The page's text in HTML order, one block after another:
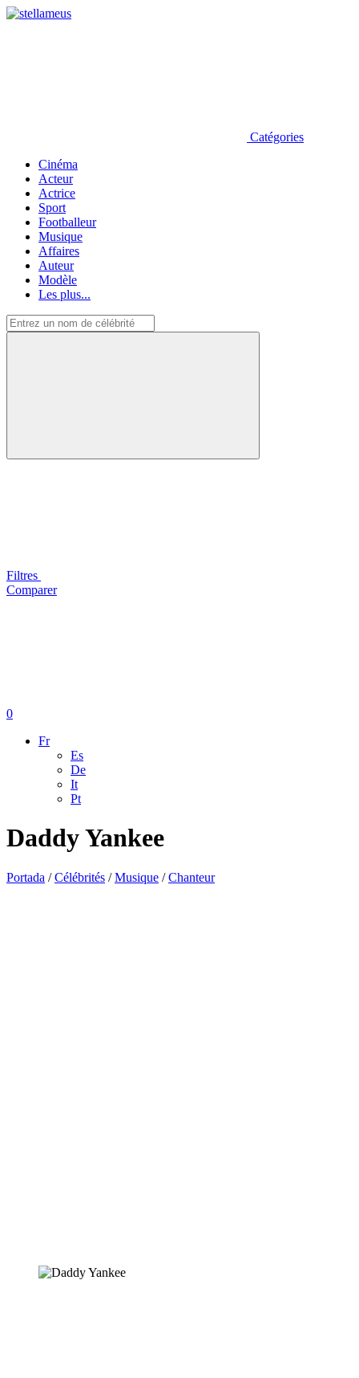
Catégories
Cinéma
Acteur
Actrice
Sport
Footballeur
Musique
Affaires
Auteur
Modèle
Les plus...
Filtres
Comparer
0
Fr
Es
De
It
Pt
Daddy Yankee
Portada /Célébrités /Musique /Chanteur